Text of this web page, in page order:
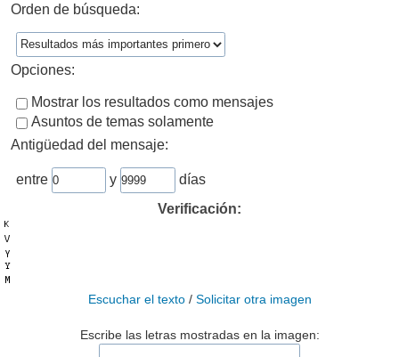
Orden de búsqueda:
Opciones:
Mostrar los resultados como mensajes
Asuntos de temas solamente
Antigüedad del mensaje:
entre y
días
Verificación:
Escuchar el texto/ Solicitar otra imagen
Escribe las letras mostradas en la imagen: